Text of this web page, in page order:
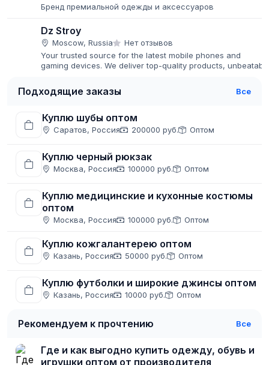
Бренд премиальной одежды и аксессуаров
Dz Stroy
Moscow, Russia
Нет отзывов
Your trusted source for the latest mobile phones and
gaming devices. We deliver top-quality products,
Подходящие заказы Все
Куплю шубы оптом
Саратов, Россия 200000 руб. Оптом
Куплю черный рюкзак
Москва, Россия 100000 руб. Оптом
Куплю медицинские и кухонные костюмы
оптом
Москва, Россия 100000 руб. Оптом
Куплю кожгалантерею оптом
Казань, Россия 50000 руб. Оптом
Куплю футболки и широкие джинсы оптом
Казань, Россия 10000 руб. Оптом
Рекомендуем к прочтению Все
Где и как выгодно купить одежду, обувь и
игрушки оптом от производителя